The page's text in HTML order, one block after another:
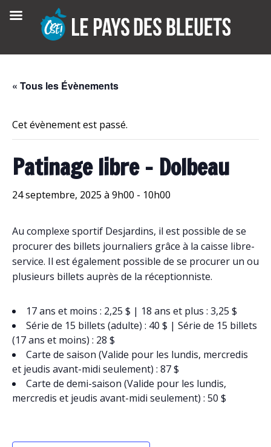
content
« Tous les Évènements
Cet évènement est passé.
Patinage libre – Dolbeau
24 septembre, 2025 à 9h00 - 10h00
Au complexe sportif Desjardins, il est possible de se
procurer des billets journaliers grâce à la caisse libre-
service. Il est également possible de se procurer un ou
plusieurs billets auprès de la réceptionniste.
17 ans et moins : 2,25 $ | 18 ans et plus : 3,25 $
Série de 15 billets (adulte) : 40 $ | Série de 15 billets
(17 ans et moins) : 28 $
Carte de saison (Valide pour les lundis, mercredis
et jeudis avant-midi seulement) : 87 $
Carte de demi-saison (Valide pour les lundis,
mercredis et jeudis avant-midi seulement) : 50 $